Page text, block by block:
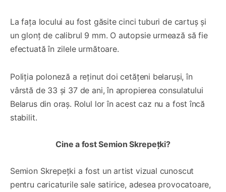
La fața locului au fost găsite cinci tuburi de cartuș și
un glonț de calibrul 9 mm. O autopsie urmează să fie
efectuată în zilele următoare.
Poliția poloneză a reținut doi cetățeni belaruși, în
vârstă de 33 și 37 de ani, în apropierea consulatului
Belarus din oraș. Rolul lor în acest caz nu a fost încă
stabilit.
Cine a fost Semion Skrepețki?
Semion Skrepețki a fost un artist vizual cunoscut
pentru caricaturile sale satirice, adesea provocatoare,